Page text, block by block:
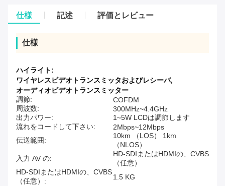
仕様 記述 評価とレビュー
仕様
ハイライト:
ワイヤレスビデオトランスミッタおよびレシーバ,
オーディオビデオトランスミッター
調節:
COFDM
周波数:
300MHz~4.4GHz
出力パワー:
1~5W LCDは調節します
流れをコードして下さい:
2Mbps~12Mbps
伝送範囲:
10km （LOS） 1km
（NLOS）
入力 AV の:
HD-SDIまたはHDMIの、CVBS
（任意）
HD-SDIまたはHDMIの、CVBS
（任意）:
1.5 KG